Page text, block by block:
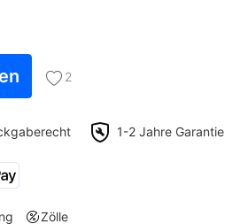
2
1-2 Jahre Garantie
Zölle